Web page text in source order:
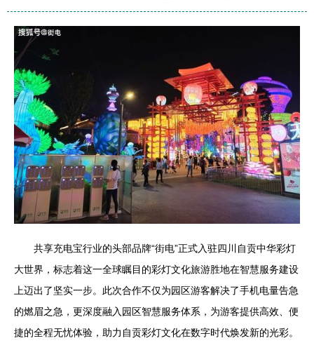
共享充电宝行业的头部品牌“街电”正式入驻四川自贡中华彩灯
大世界，标志着这一全球瞩目的彩灯文化旅游胜地在智慧服务建设
上迈出了坚实一步。此次合作不仅为园区游客解决了手机电量告急
的燃眉之急，更深度融入园区智慧服务体系，为游客提供高效、便
捷的全程无忧体验，助力自贡彩灯文化在数字时代焕发新的光彩。